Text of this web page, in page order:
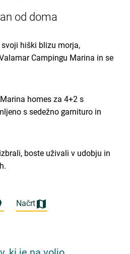
od doma
hiški blizu morja,
Campingu Marina in se
homes za 4+2 s
s sedežno garnituro in
boste uživali v udobju in
Načrt